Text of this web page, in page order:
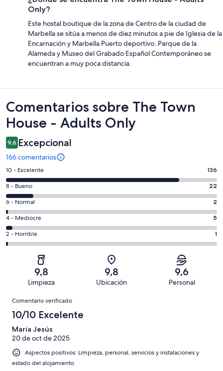
Only?
Este hostal boutique de la zona de Centro de la ciudad de
Marbella se sitúa a menos de diez minutos a pie de Iglesia de la
Encarnación y Marbella Puerto deportivo. Parque de la
Alameda y Museo del Grabado Español Contemporáneo se
encuentran a muy poca distancia.
Comentarios
Comentarios sobre The Town
House - Adults Only
9,6 Excepcional
166 comentarios
136
comentarios
de
un
total
de
166
con
puntuación
10 - Excelente 136
22
comentarios
de
un
total
de
puntuación
8 - Bueno 22
2
comentarios
de
un
total
puntuación
Normal
6 - Normal 2
5
comentarios
de
una
puntuación
Mediocre
4 - Mediocre 5
1
comentarios
166
una
puntuación
de
2 - Horrible 1
9,8
Limpieza
9,8
Ubicación
9,6
Personal
Comentarios
Comentario verificado
10/10 Excelente
María Jesús
20 de oct de 2025
Aspectos positivos: Limpieza, personal, servicios y instalaciones y
estado del alojamiento